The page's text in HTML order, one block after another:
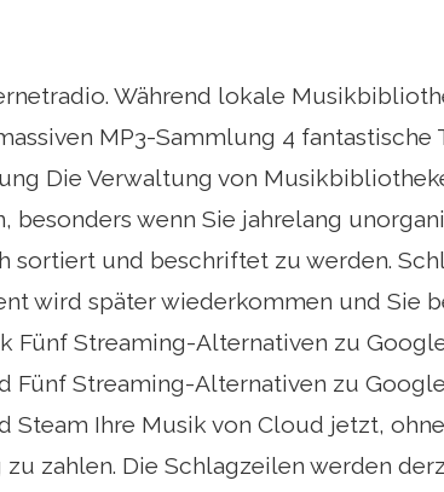
Während lokale
MP3-Sammlung 4 fantastische
Die Verwaltung von
besonders wenn Sie jahrelang
sortiert und beschriftet zu werden.
wird später wiederkommen und Sie
Fünf Streaming-Alternativen zu
Fünf Streaming-Alternativen zu
Steam Ihre Musik von Cloud jetzt,
zahlen. Die Schlagzeilen werden